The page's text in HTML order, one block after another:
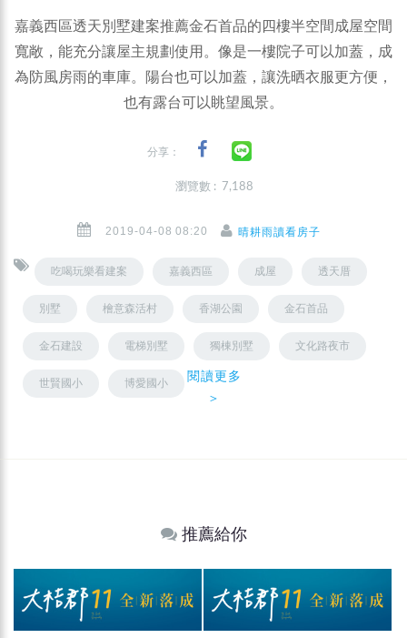
嘉義西區透天別墅建案推薦金石首品的四樓半空間成屋空間
寬敞，能充分讓屋主規劃使用。像是一樓院子可以加蓋，成
為防風房雨的車庫。陽台也可以加蓋，讓洗晒衣服更方便，
也有露台可以眺望風景。
分享：
瀏覽數 : 7,188
2019-04-08 08:20 晴耕雨讀看房子
吃喝玩樂看建案 嘉義西區 成屋 透天厝
別墅 檜意森活村 香湖公園 金石首品
金石建設 電梯別墅 獨棟別墅 文化路夜市
世賢國小 博愛國小
閱讀更多
＞
推薦給你